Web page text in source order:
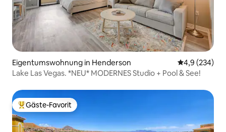
Eigentumswohnung in Henderson
4,9 (234)
Lake Las Vegas. *NEU* MODERNES Studio + Pool & See!
Beliebter Gäste-Favorit.
Gäste-Favorit